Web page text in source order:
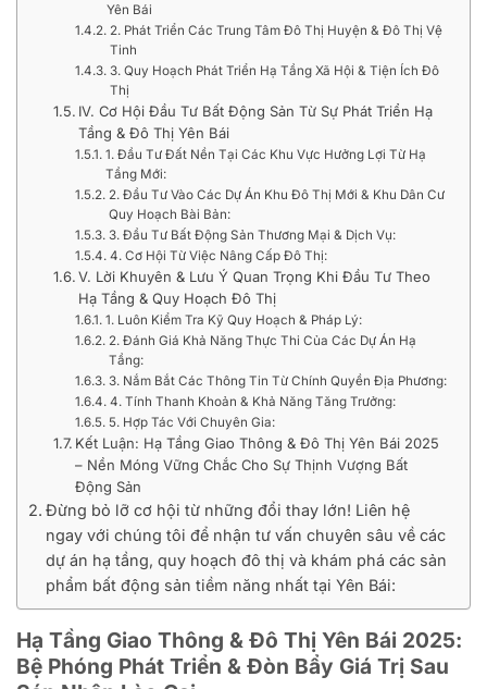
Yên Bái
2. Phát Triển Các Trung Tâm Đô Thị Huyện & Đô Thị Vệ
Tinh
3. Quy Hoạch Phát Triển Hạ Tầng Xã Hội & Tiện Ích Đô
Thị
IV. Cơ Hội Đầu Tư Bất Động Sản Từ Sự Phát Triển Hạ
Tầng & Đô Thị Yên Bái
1. Đầu Tư Đất Nền Tại Các Khu Vực Hưởng Lợi Từ Hạ
Tầng Mới:
2. Đầu Tư Vào Các Dự Án Khu Đô Thị Mới & Khu Dân Cư
Quy Hoạch Bài Bản:
3. Đầu Tư Bất Động Sản Thương Mại & Dịch Vụ:
4. Cơ Hội Từ Việc Nâng Cấp Đô Thị:
V. Lời Khuyên & Lưu Ý Quan Trọng Khi Đầu Tư Theo
Hạ Tầng & Quy Hoạch Đô Thị
1. Luôn Kiểm Tra Kỹ Quy Hoạch & Pháp Lý:
2. Đánh Giá Khả Năng Thực Thi Của Các Dự Án Hạ
Tầng:
3. Nắm Bắt Các Thông Tin Từ Chính Quyền Địa Phương:
4. Tính Thanh Khoản & Khả Năng Tăng Trưởng:
5. Hợp Tác Với Chuyên Gia:
Kết Luận: Hạ Tầng Giao Thông & Đô Thị Yên Bái 2025
– Nền Móng Vững Chắc Cho Sự Thịnh Vượng Bất
Động Sản
Đừng bỏ lỡ cơ hội từ những đổi thay lớn! Liên hệ
ngay với chúng tôi để nhận tư vấn chuyên sâu về các
dự án hạ tầng, quy hoạch đô thị và khám phá các sản
phẩm bất động sản tiềm năng nhất tại Yên Bái:
Hạ Tầng Giao Thông & Đô Thị Yên Bái 2025:
Bệ Phóng Phát Triển & Đòn Bẩy Giá Trị Sau